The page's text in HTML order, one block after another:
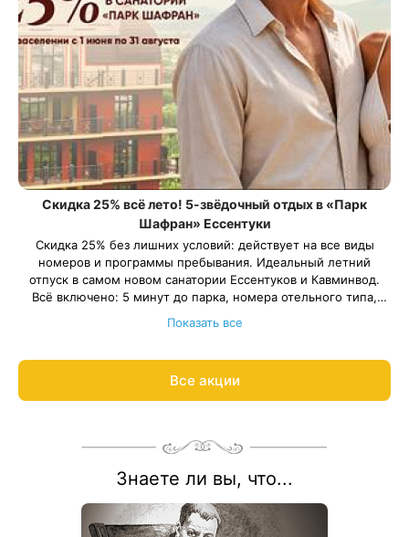
Скидка 25% всё лето! 5-звёдочный отдых в «Парк
Шафран» Ессентуки
Скидка 25% без лишних условий: действует на все виды
номеров и программы пребывания. Идеальный летний
отпуск в самом новом санатории Ессентуков и Кавминвод.
Всё включено: 5 минут до парка, номера отельного типа,
бассейн и хаммам, программа развлечений, детская комната.
Весь период проживания должен пройти в периоды: 1 июня –
акции:8 800 700-15-77
Показать все
Все акции
Знаете ли вы, что...